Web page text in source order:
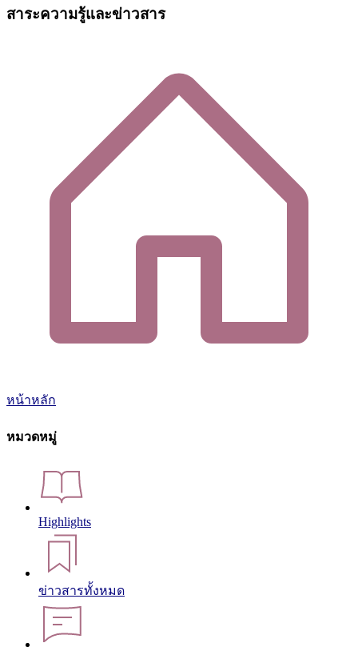
สาระความรู้และข่าวสาร
หน้าหลัก
หมวดหมู่
Highlights
ข่าวสารทั้งหมด